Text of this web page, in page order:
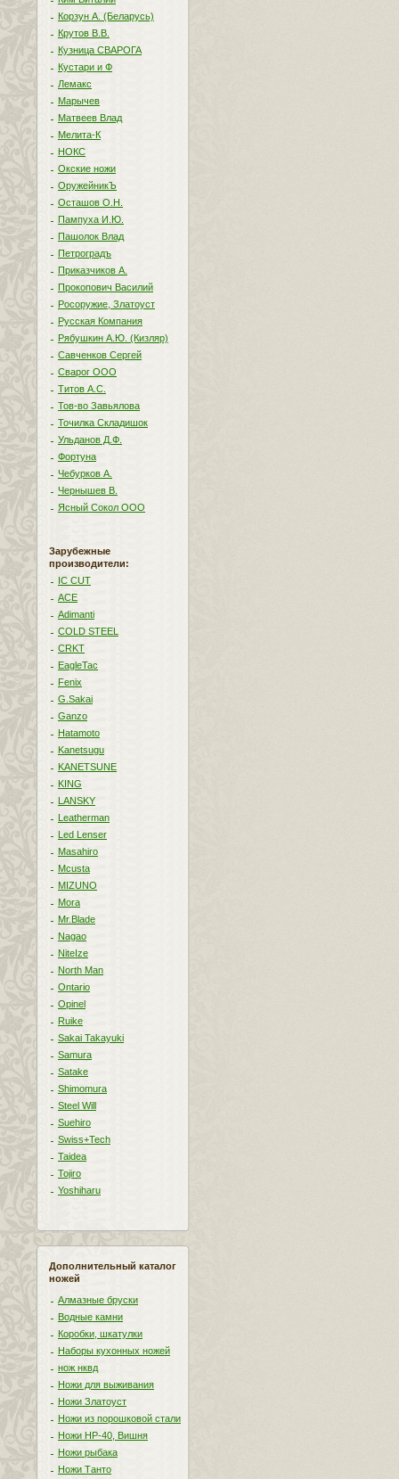
Корзун А. (Беларусь)
Крутов В.В.
Кузница СВАРОГА
Кустари и Ф
Лемакс
Марычев
Матвеев Влад
Мелита-К
НОКС
Окские ножи
ОружейникЪ
Осташов О.Н.
Пампуха И.Ю.
Пашолок Влад
Петроградъ
Приказчиков А.
Прокопович Василий
Росоружие, Златоуст
Русская Компания
Рябушкин А.Ю. (Кизляр)
Савченков Сергей
Сварог ООО
Титов А.С.
Тов-во Завьялова
Точилка Складишок
Ульданов Д.Ф.
Фортуна
Чебурков А.
Чернышев В.
Ясный Сокол ООО
Зарубежные
производители:
IC CUT
ACE
Adimanti
COLD STEEL
CRKT
EagleTac
Fenix
G.Sakai
Ganzo
Hatamoto
Kanetsugu
KANETSUNE
KING
LANSKY
Leatherman
Led Lenser
Masahiro
Mcusta
MIZUNO
Mora
Mr.Blade
Nagao
NiteIze
North Man
Ontario
Opinel
Ruike
Sakai Takayuki
Samura
Satake
Shimomura
Steel Will
Suehiro
Swiss+Tech
Taidea
Tojiro
Yoshiharu
Дополнительный каталог
ножей
Алмазные бруски
Водные камни
Коробки, шкатулки
Наборы кухонных ножей
нож нквд
Ножи для выживания
Ножи Златоуст
Ножи из порошковой стали
Ножи НР-40, Вишня
Ножи рыбака
Ножи Танто